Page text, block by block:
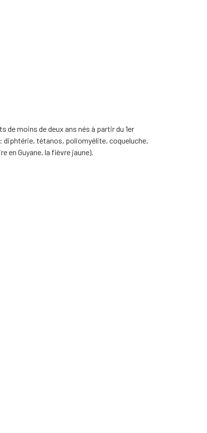
de moins de deux ans nés à partir du 1er
diphtérie, tétanos, poliomyélite, coqueluche,
en Guyane, la fièvre jaune).